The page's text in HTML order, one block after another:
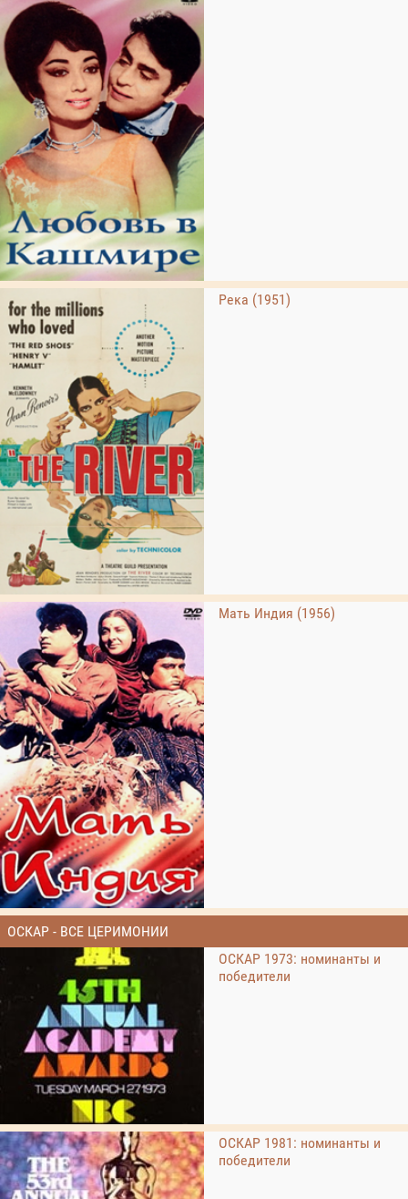
Река (1951)
Мать Индия (1956)
ОСКАР - ВСЕ ЦЕРИМОНИИ
ОСКАР 1973: номинанты и
победители
ОСКАР 1981: номинанты и
победители